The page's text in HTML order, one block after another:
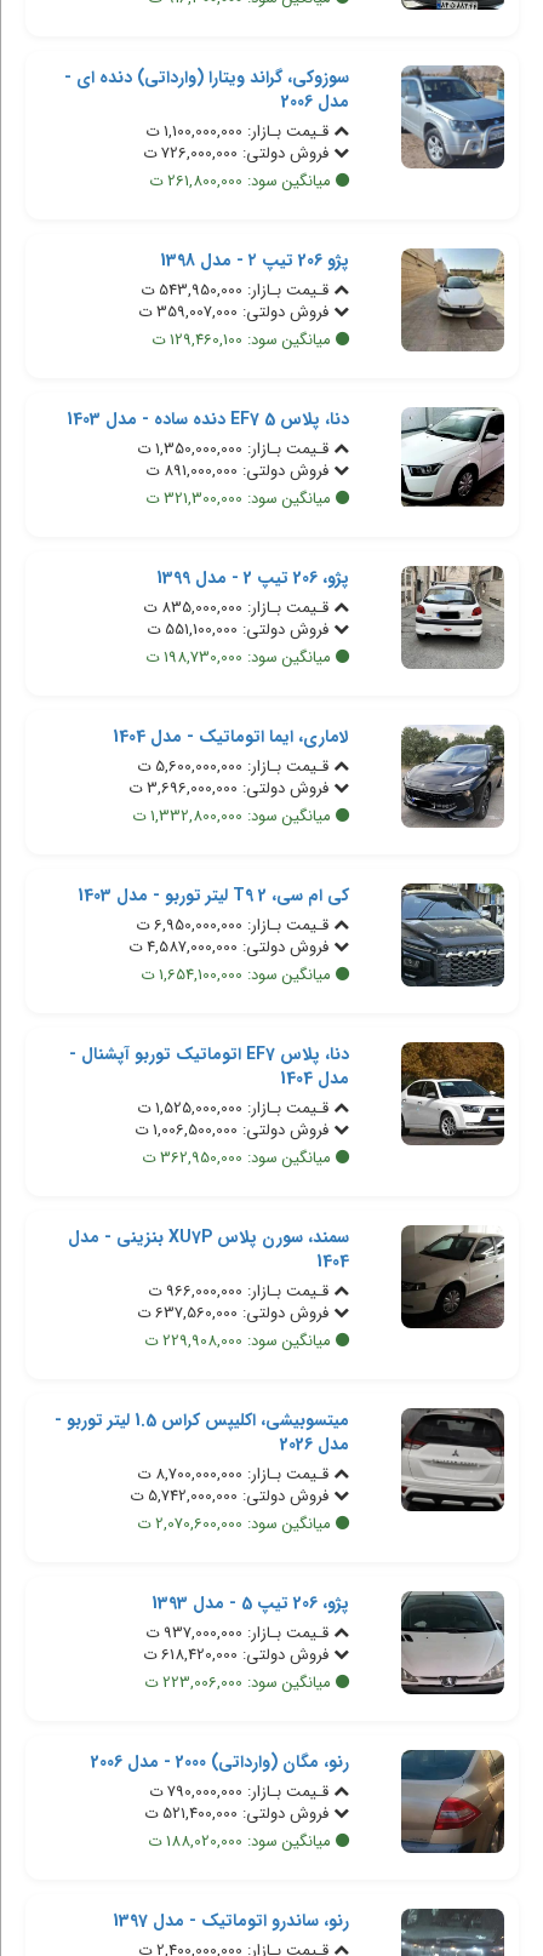
سوزوکی، گراند ویتارا (وارداتی) دنده ای -
مدل 2006
قـیمت بـازار: 1,100,000,000 ت
فروش دولتی: 726,000,000 ت
میانگین سود: 261,800,000 ت
پژو 206 تیپ ۲ - مدل 1398
قـیمت بـازار: 543,950,000 ت
فروش دولتی: 359,007,000 ت
میانگین سود: 129,460,100 ت
دنا، پلاس EF7 5 دنده ساده - مدل 1403
قـیمت بـازار: 1,350,000,000 ت
فروش دولتی: 891,000,000 ت
میانگین سود: 321,300,000 ت
پژو، 206 تیپ 2 - مدل 1399
قـیمت بـازار: 835,000,000 ت
فروش دولتی: 551,100,000 ت
میانگین سود: 198,730,000 ت
لاماری، ایما اتوماتیک - مدل 1404
قـیمت بـازار: 5,600,000,000 ت
فروش دولتی: 3,696,000,000 ت
میانگین سود: 1,332,800,000 ت
کی ام سی، T9 2 لیتر توربو - مدل 1403
قـیمت بـازار: 6,950,000,000 ت
فروش دولتی: 4,587,000,000 ت
میانگین سود: 1,654,100,000 ت
دنا، پلاس EF7 اتوماتیک توربو آپشنال -
مدل 1404
قـیمت بـازار: 1,525,000,000 ت
فروش دولتی: 1,006,500,000 ت
میانگین سود: 362,950,000 ت
سمند، سورن پلاس XU7P بنزینی - مدل
1404
قـیمت بـازار: 966,000,000 ت
فروش دولتی: 637,560,000 ت
میانگین سود: 229,908,000 ت
میتسوبیشی، اکلیپس کراس 1.5 لیتر توربو -
مدل 2026
قـیمت بـازار: 8,700,000,000 ت
فروش دولتی: 5,742,000,000 ت
میانگین سود: 2,070,600,000 ت
پژو، 206 تیپ 5 - مدل 1393
قـیمت بـازار: 937,000,000 ت
فروش دولتی: 618,420,000 ت
میانگین سود: 223,006,000 ت
رنو، مگان (وارداتی) 2000 - مدل 2006
قـیمت بـازار: 790,000,000 ت
فروش دولتی: 521,400,000 ت
میانگین سود: 188,020,000 ت
رنو، ساندرو اتوماتیک - مدل 1397
قـیمت بـازار: 2,400,000,000 ت